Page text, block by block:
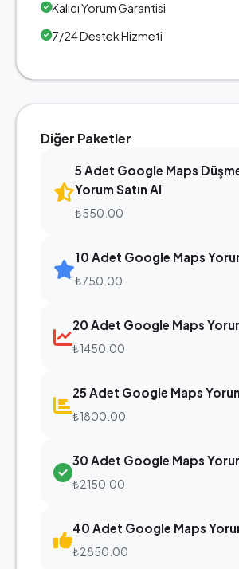
Kalıcı Yorum Garantisi
7/24 Destek Hizmeti
Diğer Paketler
5 Adet Google Maps
Yorum Satın Al
₺550.00
10 Adet Google Maps
₺750.00
20 Adet Google Maps
₺1450.00
25 Adet Google Maps
₺1800.00
30 Adet Google Maps
₺2150.00
40 Adet Google Maps
₺2850.00